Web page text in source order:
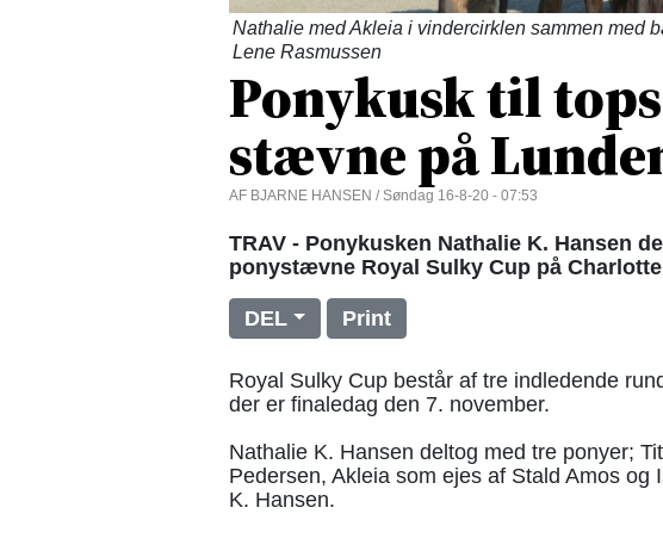
Nathalie med Akleia i vindercirklen sammen med
Lene Rasmussen
Ponykusk til
stævne på
AF BJARNE HANSEN / Søndag 16-8-20 - 07:53
TRAV - Ponykusken Nathalie K. Hansen
ponystævne Royal Sulky Cup på
DEL Print
Royal Sulky Cup består af tre indledende
der er finaledag den 7. november.
Nathalie K. Hansen deltog med tre ponyer;
Pedersen, Akleia som ejes af Stald Amos og
K. Hansen.